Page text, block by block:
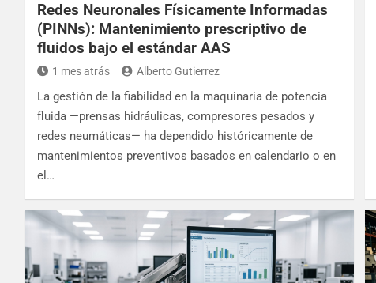
Redes Neuronales Físicamente Informadas
(PINNs): Mantenimiento prescriptivo de
fluidos bajo el estándar AAS
1 mes atrás Alberto Gutierrez
La gestión de la fiabilidad en la maquinaria de potencia
fluida —prensas hidráulicas, compresores pesados y
redes neumáticas— ha dependido históricamente de
mantenimientos preventivos basados en calendario o en
el…